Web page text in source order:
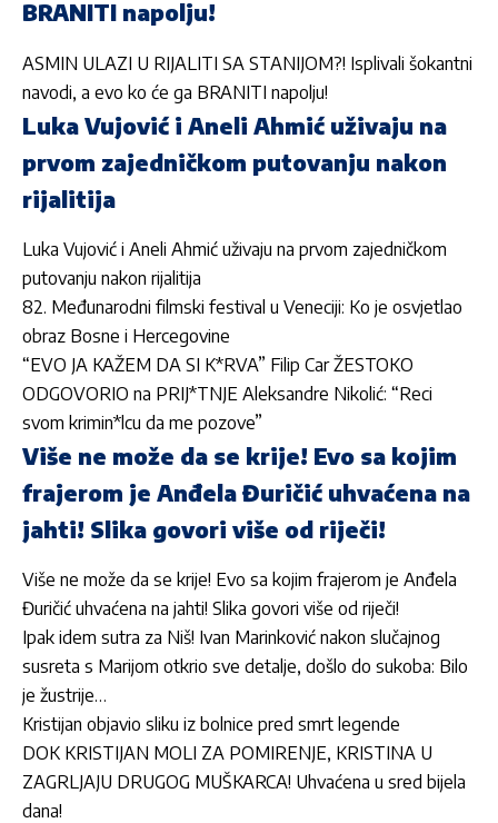
BRANITI napolju!
ASMIN ULAZI U RIJALITI SA STANIJOM?! Isplivali šokantni
navodi, a evo ko će ga BRANITI napolju!
Luka Vujović i Aneli Ahmić uživaju na
prvom zajedničkom putovanju nakon
rijalitija
Luka Vujović i Aneli Ahmić uživaju na prvom zajedničkom
putovanju nakon rijalitija
82. Međunarodni filmski festival u Veneciji: Ko je osvjetlao
obraz Bosne i Hercegovine
“EVO JA KAŽEM DA SI K*RVA” Filip Car ŽESTOKO
ODGOVORIO na PRIJ*TNJE Aleksandre Nikolić: “Reci
svom krimin*lcu da me pozove”
Više ne može da se krije! Evo sa kojim
frajerom je Anđela Đuričić uhvaćena na
jahti! Slika govori više od riječi!
Više ne može da se krije! Evo sa kojim frajerom je Anđela
Đuričić uhvaćena na jahti! Slika govori više od riječi!
Ipak idem sutra za Niš! Ivan Marinković nakon slučajnog
susreta s Marijom otkrio sve detalje, došlo do sukoba: Bilo
je žustrije…
Kristijan objavio sliku iz bolnice pred smrt legende
DOK KRISTIJAN MOLI ZA POMIRENJE, KRISTINA U
ZAGRLJAJU DRUGOG MUŠKARCA! Uhvaćena u sred bijela
dana!